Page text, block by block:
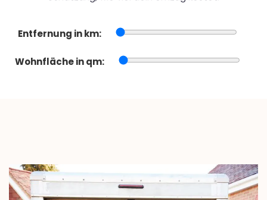
Entfernung in km:
Wohnfläche in qm: